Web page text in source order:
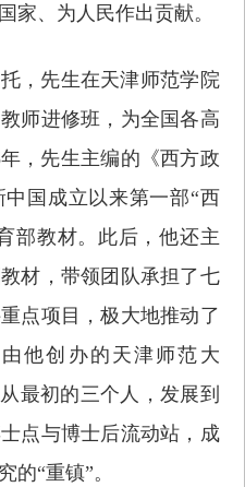
家、为人民作出贡献。
，先生在天津师范学院
师进修班，为全国各高
，先生主编的《西方政
国成立以来第一部“西
部教材。此后，他还主
材，带领团队承担了七
点项目，极大地推动了
他创办的天津师范大
最初的三个人，发展到
点与博士后流动站，成
的“重镇”。